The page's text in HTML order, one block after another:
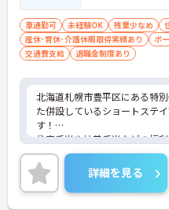
車通勤可 未経験OK 残業少なめ
産休･育休･介護休暇取得実績あり
ボ
交通費支給
退職金制度あり
北海道札幌市豊平区にある特
た併設しているショートステ
す！
住宅手当や扶養手当などの福
介護サービスをご利用になる
して暮らせるよう一緒に支え
ご興味ある方には、面接対策
お話しいたしますのでお気軽
詳細を見る